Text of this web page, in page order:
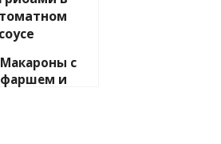
Макароны с
фаршем и